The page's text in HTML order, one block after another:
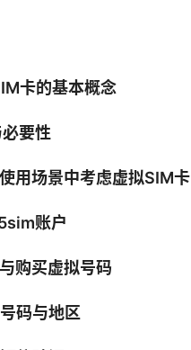
卡的基本概念
要性
用场景中考虑虚拟SIM卡
账户
购买虚拟号码
码与地区